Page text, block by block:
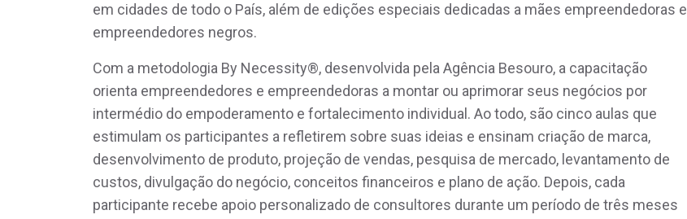
em cidades de todo o País, além de edições especiais dedicadas a mães empreendedoras e
empreendedores negros.
Com a metodologia By Necessity®, desenvolvida pela Agência Besouro, a capacitação
orienta empreendedores e empreendedoras a montar ou aprimorar seus negócios por
intermédio do empoderamento e fortalecimento individual. Ao todo, são cinco aulas que
estimulam os participantes a refletirem sobre suas ideias e ensinam criação de marca,
desenvolvimento de produto, projeção de vendas, pesquisa de mercado, levantamento de
custos, divulgação do negócio, conceitos financeiros e plano de ação. Depois, cada
participante recebe apoio personalizado de consultores durante um período de três meses